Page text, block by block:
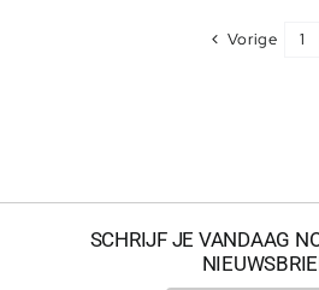
Vorige 1
SCHRIJF JE VANDAAG